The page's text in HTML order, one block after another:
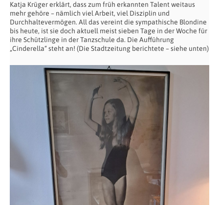
Katja Krüger erklärt, dass zum früh erkannten Talent weitaus
mehr gehöre – nämlich viel Arbeit, viel Disziplin und
Durchhaltevermögen. All das vereint die sympathische Blondine
bis heute, ist sie doch aktuell meist sieben Tage in der Woche für
ihre Schützlinge in der Tanzschule da. Die Aufführung
„Cinderella“ steht an! (Die Stadtzeitung berichtete – siehe unten)